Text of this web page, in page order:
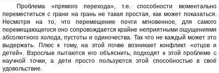
Проблема «прямого перехода», т.е. способности моментально
переместиться с грани на грань не такая простая, как может показаться.
Несмотря на то, что перемещение почти мгновенное, для самого
перемещающегося оно сопровождается крайне неприятными ощущениями
абсолютного холода, пустоты и одиночества. Так что не каждый может это
выдержать. Плюс к тому, на этой почве возникает конфликт «отцов и
детей». Взрослые пытаются его объяснить, подходят к этой проблеме с
научной точки, а дети просто пользуются этой способностью в своё
удовольствие.